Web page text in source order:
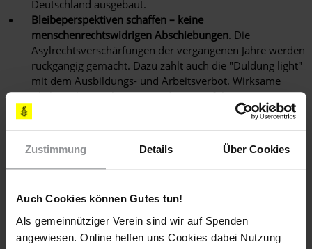
Zustimmung Details Über Cookies
Auch Cookies können Gutes tun!
Als gemeinnütziger Verein sind wir auf Spenden
angewiesen. Online helfen uns Cookies dabei Nutzung
Deutschland ausgebaut.
Bleibeperspektiven schaffen – keine
menschenrechtswidrigen Abschiebungen. Die
Asylrechtsverschärfungen der vergangenen Jahre werden
rückgängig gemacht. Dazu zählt auch die "Duldung light"
mit dem Ausbildungs- und Arbeitsverbot. Wirksame
Bleiberechtsregelungen werden eingeführt.
Abschiebungen in Kriegs- und Krisengebiete wie Syrien
und Afghanistan werden unterlassen, ebenso
innereuropäische Rückführungen ins Elend.